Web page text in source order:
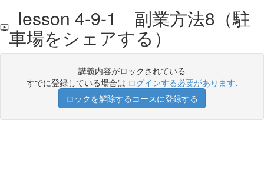
lesson 4-9-1 副業方法8（駐
車場をシェアする）
講義内容がロックされている
すでに登録している場合は ログインする必要があります.
ロックを解除するコースに登録する